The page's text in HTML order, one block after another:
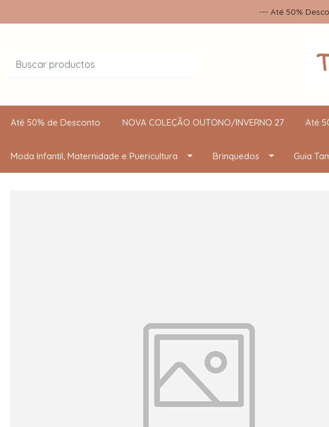
--- Até 50%
Até 50% de Desconto NOVA COLEÇÃO OUTONO/INVERNO 27 Até
Moda Infantil, Maternidade e Puericultura Brinquedos Guia